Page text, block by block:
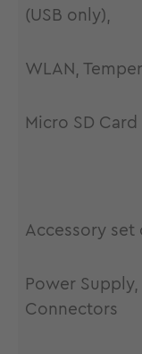
(USB only),
WLAN,
Micro SD
Accessory set
Power
Connectors